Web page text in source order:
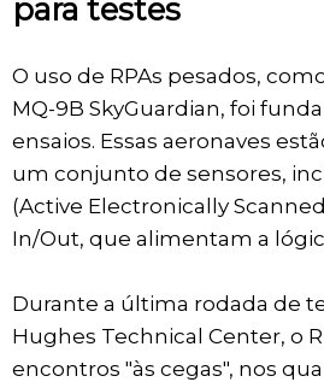
para testes
O uso de RPAs pesados,
MQ-9B SkyGuardian, foi
ensaios. Essas aeronaves
um conjunto de sensores,
(Active Electronically
In/Out, que alimentam a
Durante a última rodada de
Hughes Technical Center, o
encontros "às cegas", nos